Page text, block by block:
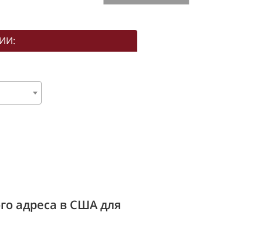
адреса в США для